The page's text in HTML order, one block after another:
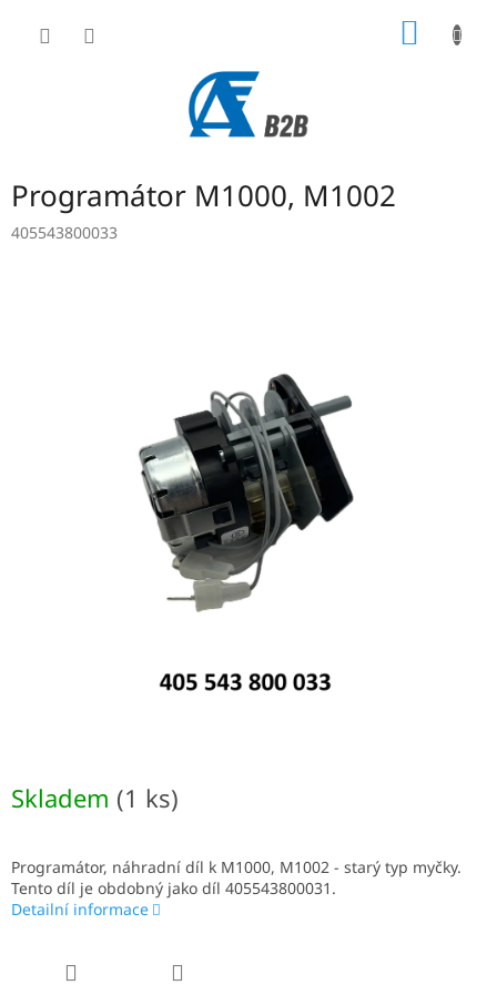
Programátor M1000, M1002
405543800033
Skladem (1 ks)
Programátor, náhradní díl k M1000, M1002 - starý typ myčky.
Tento díl je obdobný jako díl 405543800031.
Detailní informace